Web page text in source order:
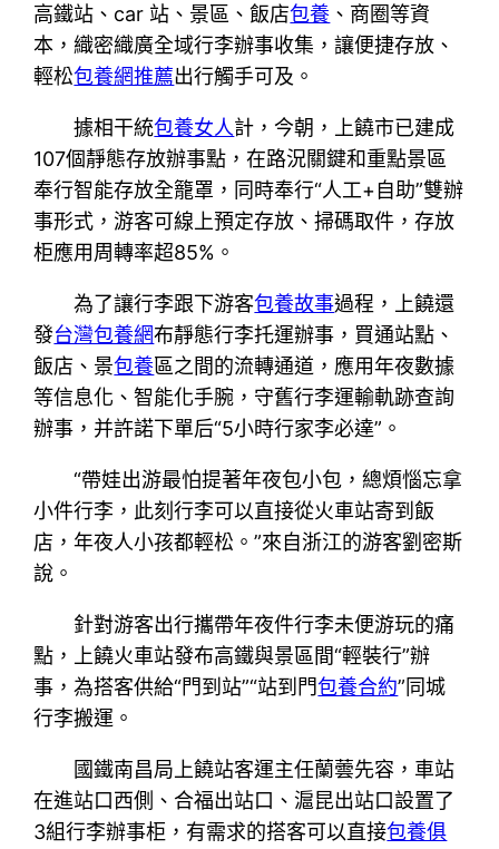
高鐵站、car 站、景區、飯店包養 、商圈等資
本，織密織廣全域行李辦事收集，讓便捷存放、
輕松包養網推薦出行觸手可及。
據相干統包養女人計，今朝，上饒市已建成
107個靜態存放辦事點，在路況關鍵和重點景區
奉行智能存放全籠罩，同時奉行“人工+自助”雙辦
事形式，游客可線上預定存放、掃碼取件，存放
柜應用周轉率超85%。
為了讓行李跟下游客包養故事過程，上饒還
發台灣包養網布靜態行李托運辦事，買通站點、
飯店、景包養區之間的流轉通道，應用年夜數據
等信息化、智能化手腕，守舊行李運輸軌跡查詢
辦事，并許諾下單后“5小時行家李必達”。
“帶娃出游最怕提著年夜包小包，總煩惱忘拿
小件行李，此刻行李可以直接從火車站寄到飯
店，年夜人小孩都輕松。”來自浙江的游客劉密斯
說。
針對游客出行攜帶年夜件行李未便游玩的痛
點，上饒火車站發布高鐵與景區間“輕裝行”辦
事，為搭客供給“門到站”“站到門包養合約”同城
行李搬運。
國鐵南昌局上饒站客運主任蘭蕓先容，車站
在進站口西側、合福出站口、滬昆出站口設置了
3組行李辦事柜，有需求的搭客可以直接包養俱